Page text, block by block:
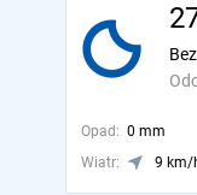
Opad: 0 mm
Wiatr:
9 km/